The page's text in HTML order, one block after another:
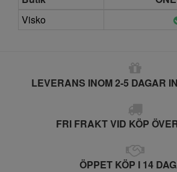
Visko
LEVERANS INOM 2-5 DAGAR
FRI FRAKT VID KÖP
ÖPPET KÖP I 14